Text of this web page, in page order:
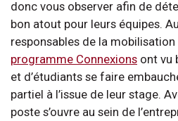
donc vous observer afin de
bon atout pour leurs équipes.
responsables de la
programme Connexions ont vu
et d’étudiants se faire
partiel à l’issue de leur stage.
poste s’ouvre au sein de